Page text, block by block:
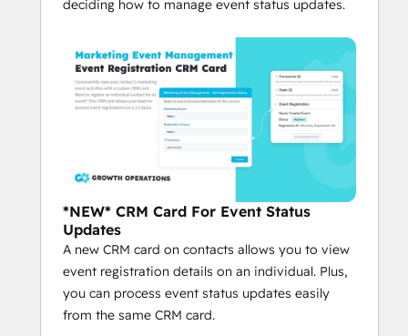
deciding how to manage event status updates.
*NEW* CRM Card For Event Status
Updates
A new CRM card on contacts allows you to view
event registration details on an individual. Plus,
you can process event status updates easily
from the same CRM card.